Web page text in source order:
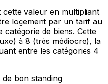
cette valeur en multipliant
logement par un tarif au
de biens. Cette
à 8 (très médiocre), la
entre les catégories 4
de bon standing